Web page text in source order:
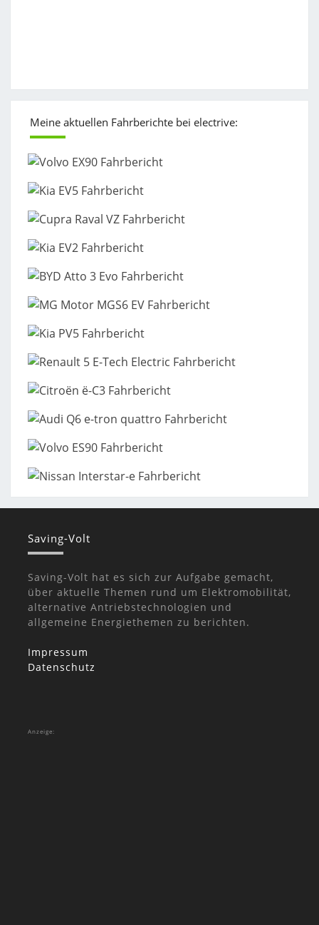
Meine aktuellen Fahrberichte bei electrive:
Saving-Volt
Saving-Volt hat es sich zur Aufgabe gemacht,
über aktuelle Themen rund um Elektromobilität,
alternative Antriebstechnologien und
allgemeine Energiethemen zu berichten.
Impressum
Datenschutz
Anzeige: